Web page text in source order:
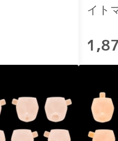
イト